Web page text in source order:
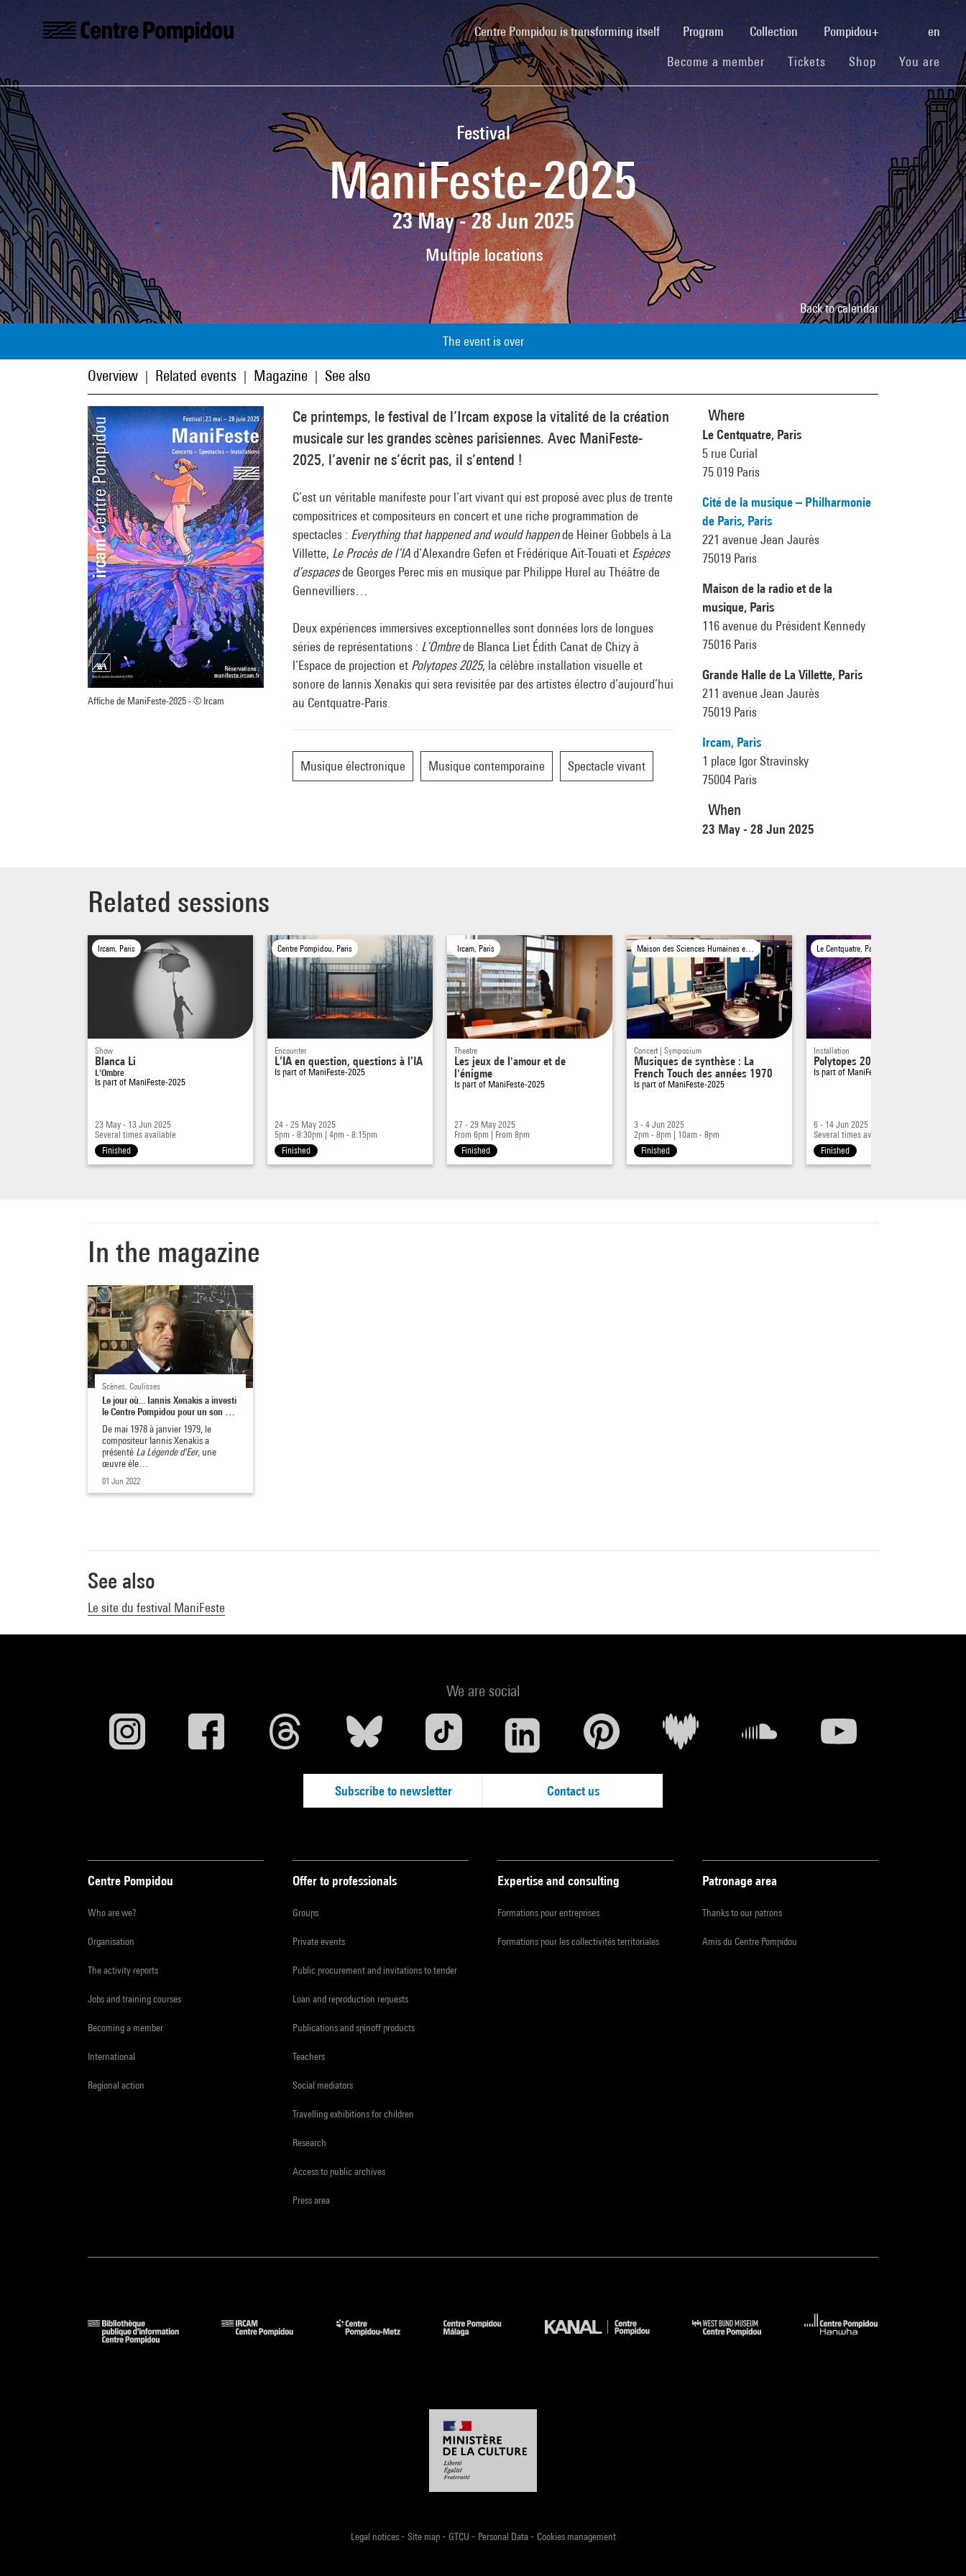
Skip to main content
Centre Pompidou
Centre Pompidou is transforming itself(current)Program Collection Pompidou+ en
Become a member (current)
Tickets(current)
Shop(current)You are
Festival
ManiFeste-2025
23 May - 28 Jun 2025
Multiple locations
Back to calendar
The event is over
Overview Related events Magazine See also
Affiche de ManiFeste-2025 - © Ircam
Ce printemps, le festival de l’Ircam expose la vitalité de la création
musicale sur les grandes scènes parisiennes. Avec ManiFeste-
2025, l’avenir ne s’écrit pas, il s’entend !
C’est un véritable manifeste pour l’art vivant qui est proposé avec plus de trente
compositrices et compositeurs en concert et une riche programmation de
spectacles : Everything that happened and would happende Heiner Gobbels à La
Villette, Le Procès de l’IAd’Alexandre Gefen et Frédérique Aït-Touati et Espèces
d’espacesde Georges Perec mis en musique par Philippe Hurel au Théâtre de
Gennevilliers…
Deux expériences immersives exceptionnelles sont données lors de longues
séries de représentations : L’Ombrede Blanca Liet Édith Canat de Chizy à
l’Espace de projection et Polytopes 2025, la célèbre installation visuelle et
sonore de Iannis Xenakis qui sera revisitée par des artistes électro d’aujourd’hui
au Centquatre-Paris.
Musique électronique Musique contemporaine Spectacle vivant
Where
Le Centquatre, Paris
5 rue Curial
75 019 Paris
Cité de la musique – Philharmonie
de Paris, Paris
221 avenue Jean Jaurès
75019 Paris
Maison de la radio et de la
musique, Paris
116 avenue du Président Kennedy
75016 Paris
Grande Halle de La Villette, Paris
211 avenue Jean Jaurès
75019 Paris
Ircam, Paris
1 place Igor Stravinsky
75004 Paris
When
23 May - 28 Jun 2025
Related sessions
Ircam, Paris
Show
Blanca Li
L'Ombre
Is part of ManiFeste-2025
23 May - 13 Jun 2025
Several times available
Finished
Centre Pompidou, Paris
Encounter
L’IA en question, questions à l’IA
Is part of ManiFeste-2025
24 - 25 May 2025
5pm - 8:30pm
4pm - 8:15pm
Finished
Ircam, Paris
Theatre
Les jeux de l'amour et de
l'énigme
Is part of ManiFeste-2025
27 - 29 May 2025
From 6pm
From 8pm
Finished
Maison des Sciences Humaines et sociales Paris Nord, Saint-Denis
Concert | Symposium
Musiques de synthèse : La
French Touch des années 1970
Is part of ManiFeste-2025
3 - 4 Jun 2025
2pm - 8pm
10am - 8pm
Finished
Le Centquatre, Paris
Installation
Polytopes 2025
Is part of ManiFeste-2025
6 - 14 Jun 2025
Several times available
Finished
In the magazine
Scènes, Coulisses
Le jour où... Iannis Xenakis a investi
le Centre Pompidou pour un son …
De mai 1978 à janvier 1979, le
compositeur Iannis Xenakis a
présenté La Légende d'Eer, une
œuvre éle…
01 Jun 2022
See also
Le site du festival ManiFeste
We are social
Subscribe to newsletter Contact us
Centre Pompidou
Who are we?
Organisation
The activity reports
Jobs and training courses
Becoming a member
International
Regional action
Offer to professionals
Groups
Private events
Public procurement and invitations to tender
Loan and reproduction requests
Publications and spinoff products
Teachers
Social mediators
Travelling exhibitions for children
Research
Access to public archives
Press area
Expertise and consulting
Formations pour entreprises
Formations pour les collectivités territoriales
Patronage area
Thanks to our patrons
Amis du Centre Pompidou
Legal notices- Site map- GTCU - Personal Data- Cookies management